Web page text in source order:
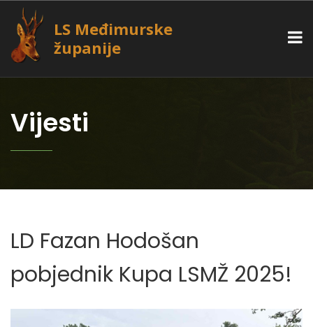
LS Međimurske
županije
Vijesti
LD Fazan Hodošan
pobjednik Kupa LSMŽ 2025!